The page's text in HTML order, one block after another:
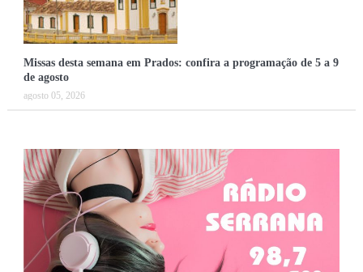
Missas desta semana em Prados: confira a programação de 5 a 9
de agosto
agosto 05, 2026